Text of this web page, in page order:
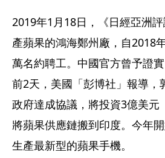
2019年1月18日，《日經亞洲
產蘋果的鴻海鄭州廠，自2018
萬名約聘工。中國官方曾予證
前2天，美國「彭博社」報導，
政府達成協議，將投資3億美元
將蘋果供應鏈搬到印度。今年
生產最新型的蘋果手機。